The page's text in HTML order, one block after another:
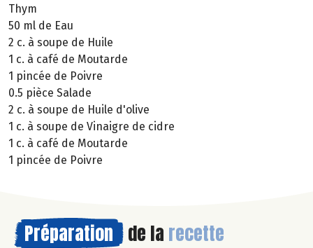
Thym
50 ml de Eau
2 c. à soupe de Huile
1 c. à café de Moutarde
1 pincée de Poivre
0.5 pièce Salade
2 c. à soupe de Huile d'olive
1 c. à soupe de Vinaigre de cidre
1 c. à café de Moutarde
1 pincée de Poivre
Préparation de la recette